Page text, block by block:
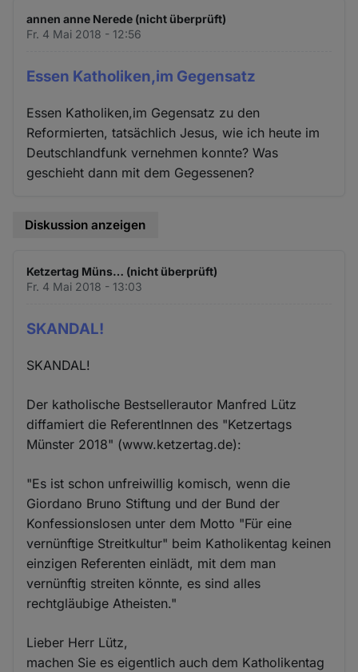
annen anne Nerede (nicht überprüft)
Fr. 4 Mai 2018 - 12:56
Essen Katholiken,im Gegensatz
Essen Katholiken,im Gegensatz zu den
Reformierten, tatsächlich Jesus, wie ich heute im
Deutschlandfunk vernehmen konnte? Was
geschieht dann mit dem Gegessenen?
Diskussion anzeigen
Ketzertag Müns… (nicht überprüft)
Fr. 4 Mai 2018 - 13:03
SKANDAL!
SKANDAL!
Der katholische Bestsellerautor Manfred Lütz
diffamiert die ReferentInnen des "Ketzertags
Münster 2018" (www.ketzertag.de):
"Es ist schon unfreiwillig komisch, wenn die
Giordano Bruno Stiftung und der Bund der
Konfessionslosen unter dem Motto "Für eine
vernünftige Streitkultur" beim Katholikentag keinen
einzigen Referenten einlädt, mit dem man
vernünftig streiten könnte, es sind alles
rechtgläubige Atheisten."
Lieber Herr Lütz,
machen Sie es eigentlich auch dem Katholikentag
und
Cookies